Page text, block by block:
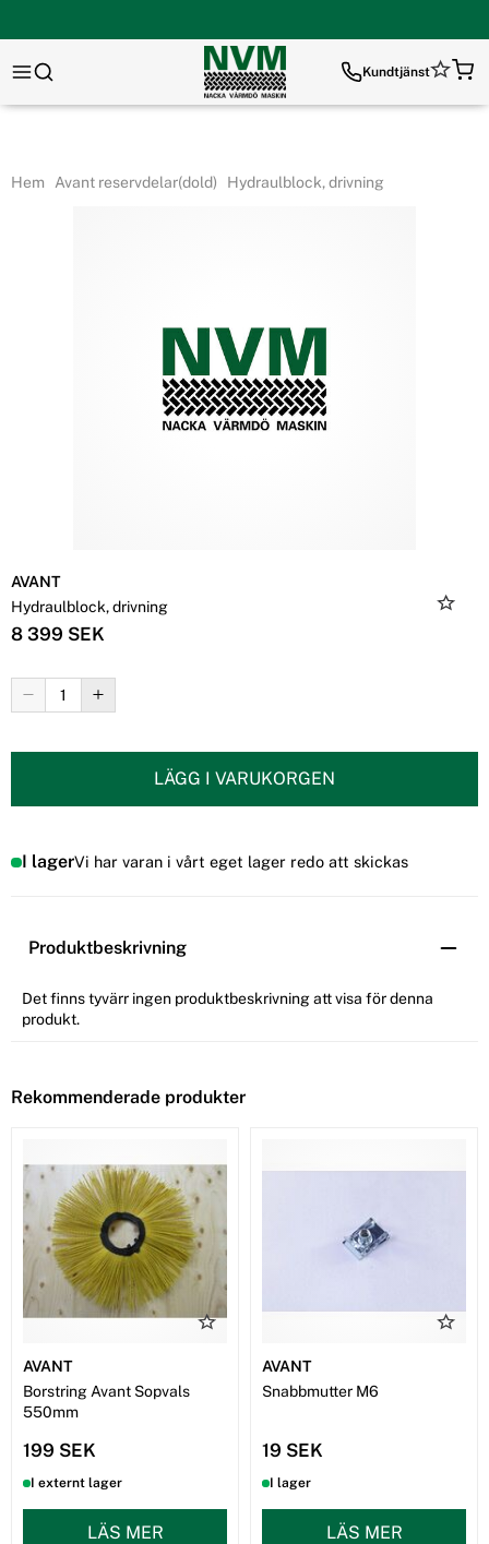
Kundtjänst
Hem Avant reservdelar(dold) Hydraulblock, drivning
AVANT
Hydraulblock, drivning
8 399 SEK
LÄGG I VARUKORGEN
I lagerVi har varan i vårt eget lager redo att skickas
Produktbeskrivning
Det finns tyvärr ingen produktbeskrivning att visa för denna
produkt.
Rekommenderade produkter
AVANT
Borstring Avant Sopvals
550mm
199 SEK
I externt lager
LÄS MER
AVANT
Snabbmutter M6
19 SEK
I lager
LÄS MER